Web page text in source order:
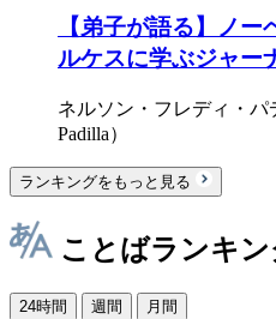
【弟子が語る】ノ
ルケスに学ぶジャー
ネルソン・フレディ・パ
Padilla）
ランキングをもっと見る
ことばランキ
24時間 週間 月間